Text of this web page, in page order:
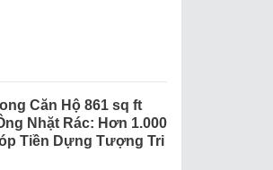
Căn Hộ 861 sq ft
Nhặt Rác: Hơn 1.000
Tiền Dựng Tượng Tri